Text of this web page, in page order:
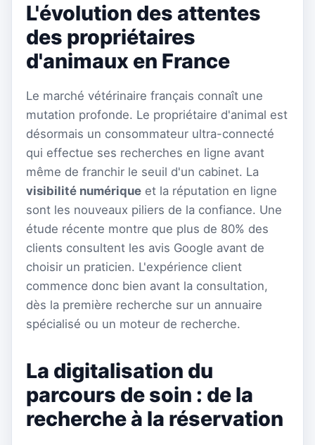
L'évolution des attentes
des propriétaires
d'animaux en France
Le marché vétérinaire français connaît une
mutation profonde. Le propriétaire d'animal est
désormais un consommateur ultra-connecté
qui effectue ses recherches en ligne avant
même de franchir le seuil d'un cabinet. La
visibilité numérique et la réputation en ligne
sont les nouveaux piliers de la confiance. Une
étude récente montre que plus de 80% des
clients consultent les avis Google avant de
choisir un praticien. L'expérience client
commence donc bien avant la consultation,
dès la première recherche sur un annuaire
spécialisé ou un moteur de recherche.
La digitalisation du
parcours de soin : de la
recherche à la réservation